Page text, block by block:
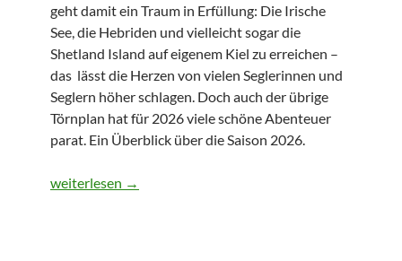
geht damit ein Traum in Erfüllung: Die Irische
See, die Hebriden und vielleicht sogar die
Shetland Island auf eigenem Kiel zu erreichen –
das lässt die Herzen von vielen Seglerinnen und
Seglern höher schlagen. Doch auch der übrige
Törnplan hat für 2026 viele schöne Abenteuer
parat. Ein Überblick über die Saison 2026.
2026: Kurs Schottland und ganz viel Meer
weiterlesen →